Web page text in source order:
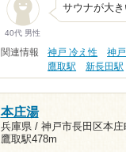
40代 男性
サウナが大き
関連情報 神戸 冷え性 神
鷹取駅
新長田駅
本庄湯
兵庫県 / 神戸市長田区本庄
鷹取駅478m